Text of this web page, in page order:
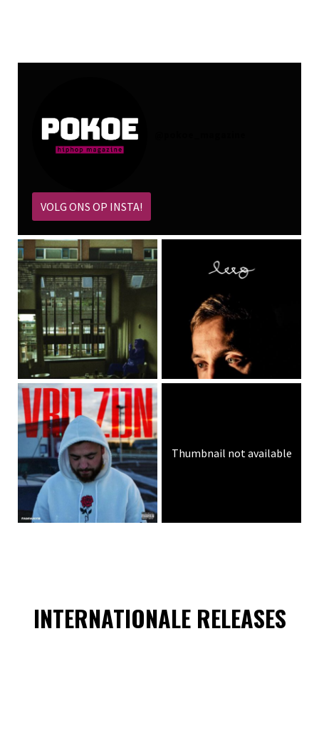
VOLG ONS OP INSTA!
Thumbnail not available
INTERNATIONALE RELEASES